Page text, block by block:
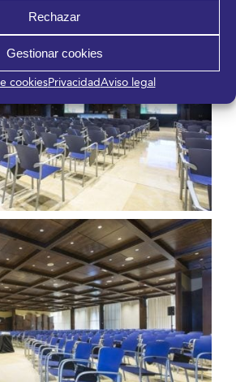
Rechazar
Gestionar cookies
cookiesPrivacidadAviso legal